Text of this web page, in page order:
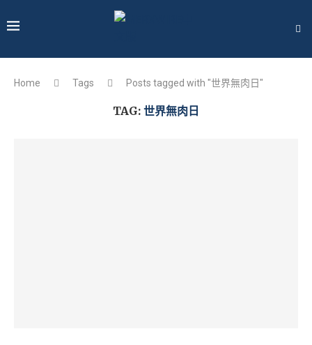
Home Tags Posts tagged with "世界無肉日"
TAG: 世界無肉日